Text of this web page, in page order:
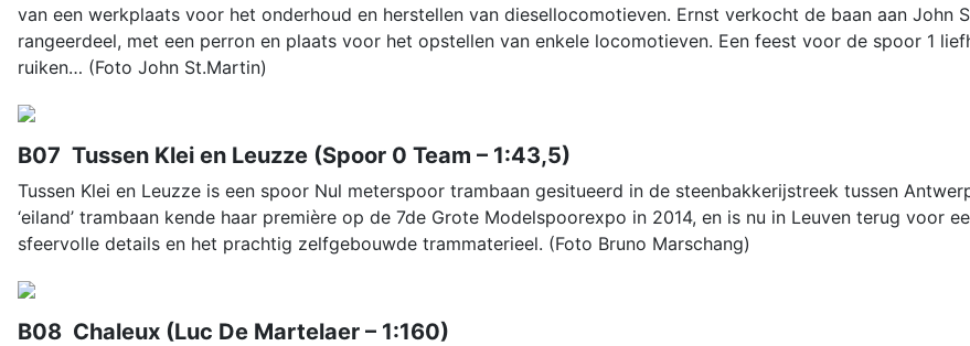
van een werkplaats voor het onderhoud en herstellen van diesellocomotieven. Ernst verkocht de baan aan
rangeerdeel, met een perron en plaats voor het opstellen van enkele locomotieven. Een feest voor de spoor 1
ruiken… (Foto John St.Martin)
B07 Tussen Klei en Leuzze (Spoor 0 Team – 1:43,5)
Tussen Klei en Leuzze is een spoor Nul meterspoor trambaan gesitueerd in de steenbakkerijstreek tussen
‘eiland’ trambaan kende haar première op de 7de Grote Modelspoorexpo in 2014, en is nu in Leuven terug voor
sfeervolle details en het prachtig zelfgebouwde trammaterieel. (Foto Bruno Marschang)
B08 Chaleux (Luc De Martelaer – 1:160)